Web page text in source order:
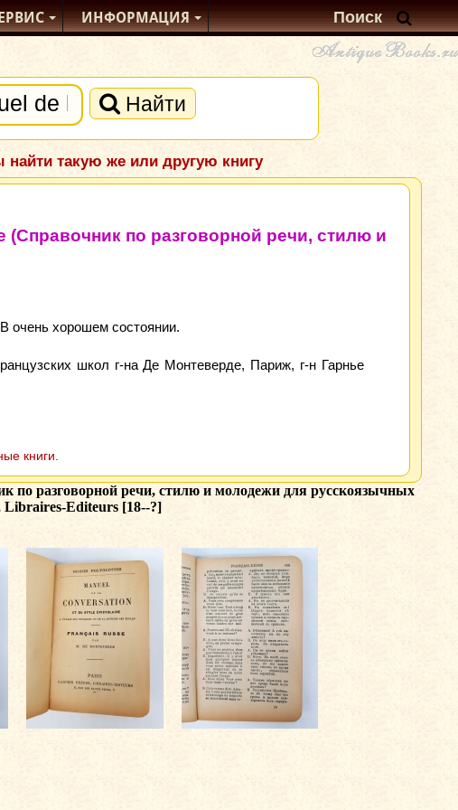
ИНФОРМАЦИЯ
Найти
такую же или другую книгу
по разговорной речи, стилю и
очень хорошем состоянии.
школ г-на Де Монтеверде, Париж, г-н Гарнье
книги.
по разговорной речи, стилю и молодежи для русскоязычных
Editeurs [18--?]